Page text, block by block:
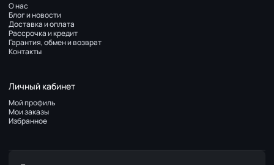
О нас
Блог и новости
Доставка и оплата
Рассрочка и кредит
Гарантия, обмен и возврат
Контакты
Личный кабинет
Мой профиль
Мои заказы
Избранное